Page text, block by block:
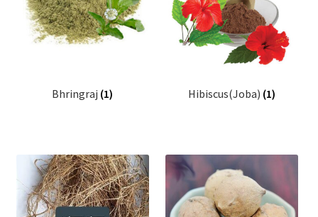
Bhringraj (1) Hibiscus(Joba) (1)